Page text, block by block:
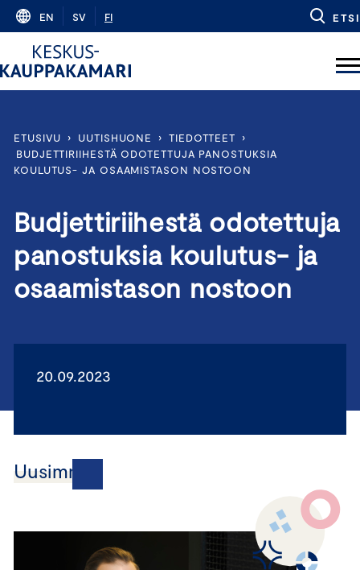
Skip
content
EN SV FI ETSI
ETUSIVU › UUTISHUONE › TIEDOTTEET
›
BUDJETTIRIIHESTÄ ODOTETTUJA PANOSTUKSIA
KOULUTUS- JA OSAAMISTASON NOSTOON
Budjettiriihestä odotettuja
panostuksia koulutus- ja
osaamistason nostoon
20.09.2023
Uusimmat